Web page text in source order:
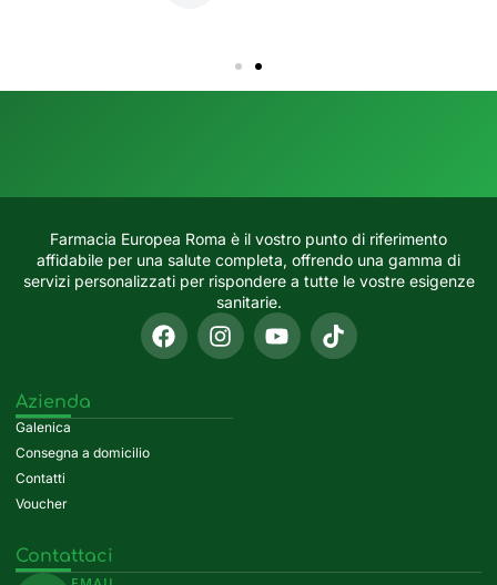
Farmacia Europea Roma è il vostro punto di riferimento
affidabile per una salute completa, offrendo una gamma di
servizi personalizzati per rispondere a tutte le vostre esigenze
sanitarie.
Azienda
Galenica
Consegna a domicilio
Contatti
Voucher
Contattaci